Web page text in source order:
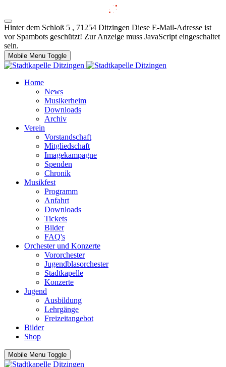
Hinter dem Schloß 5 , 71254 Ditzingen Diese E-Mail-Adresse ist
vor Spambots geschützt! Zur Anzeige muss JavaScript eingeschaltet
sein.
Mobile Menu Toggle
Home
News
Musikerheim
Downloads
Archiv
Verein
Vorstandschaft
Mitgliedschaft
Imagekampagne
Spenden
Chronik
Musikfest
Programm
Anfahrt
Downloads
Tickets
Bilder
FAQ's
Orchester und Konzerte
Vororchester
Jugendblasorchester
Stadtkapelle
Konzerte
Jugend
Ausbildung
Lehrgänge
Freizeitangebot
Bilder
Shop
Mobile Menu Toggle